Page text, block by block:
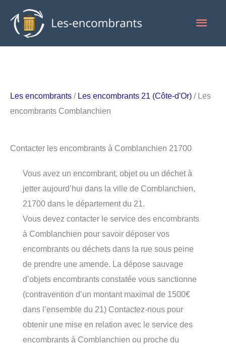
contenu
Les encombrants / Les encombrants 21 (Côte-d'Or) / Les
encombrants Comblanchien
Contacter les encombrants à Comblanchien 21700
Vous avez un encombrant, objet ou un déchet à
jetter aujourd’hui dans la ville de Comblanchien,
21700 dans le département du 21.
Vous devez contacter le service des encombrants
à Comblanchien pour savoir déposer vos
encombrants ou déchets dans la rue sous peine
de prendre une amende. La dépose sauvage
d’objets encombrants constatée vous sanctionne
(contravention d’un montant maximal de 1500€
dans l’ensemble du 21) Contactez-nous pour
obtenir une mise en relation avec le service des
encombrants à Comblanchien ou proche du